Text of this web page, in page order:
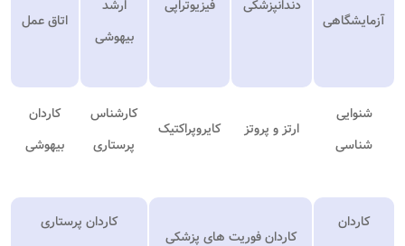
آزمایشگاهی
دندانپزشکی فیزیوتراپی
ارشد
بیهوشی
اتاق عمل
شنوایی
شناسی
ارتز و پروتز کایروپراکتیک
کارشناس
پرستاری
کاردان
بیهوشی
کاردان
کاردان فوریت های پزشکی
کاردان پرستاری